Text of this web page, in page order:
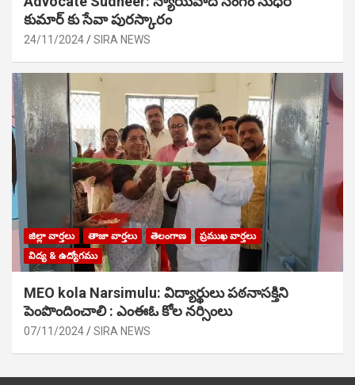
కుమార్ కు సేవా పురస్కారం
24/11/2024 SIRA NEWS
జిల్లా వార్తలు తాజా వార్తలు తెలంగాణ
ప్రముఖ వార్తలు
విద్య & ఉద్యోగము
MEO kola Narsimulu: విద్యార్థులు పఠ‌నాసక్తిని
పెంపొందించాలి : ఎంఈఓ కోల నర్సింలు
07/11/2024 SIRA NEWS